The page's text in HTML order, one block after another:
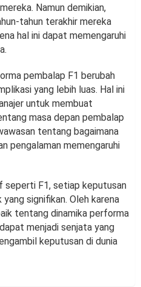
Namun demikian,
tahun terakhir mereka
hal ini dapat memengaruhi
pembalap F1 berubah
yang lebih luas. Hal ini
untuk membuat
masa depan pembalap
tentang bagaimana
pengalaman memengaruhi
seperti F1, setiap keputusan
signifikan. Oleh karena
tentang dinamika performa
menjadi senjata yang
keputusan di dunia